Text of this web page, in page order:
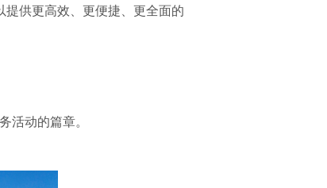
供更高效、更便捷、更全面的
活动的篇章。